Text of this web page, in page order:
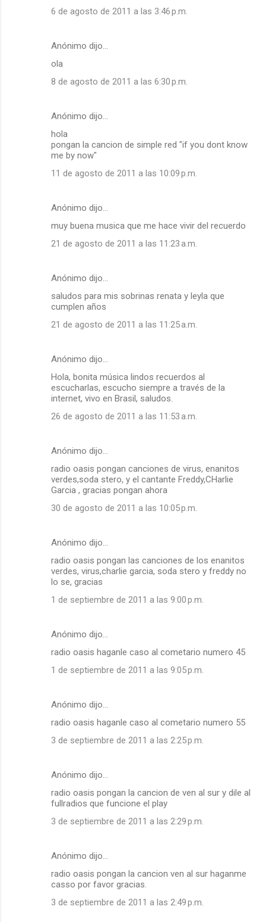
6 de agosto de 2011 a las 3:46 p.m.
Anónimo dijo…
ola
8 de agosto de 2011 a las 6:30 p.m.
Anónimo dijo…
hola
pongan la cancion de simple red "if you dont know
me by now"
11 de agosto de 2011 a las 10:09 p.m.
Anónimo dijo…
muy buena musica que me hace vivir del recuerdo
21 de agosto de 2011 a las 11:23 a.m.
Anónimo dijo…
saludos para mis sobrinas renata y leyla que
cumplen años
21 de agosto de 2011 a las 11:25 a.m.
Anónimo dijo…
Hola, bonita música lindos recuerdos al
escucharlas, escucho siempre a través de la
internet, vivo en Brasil, saludos.
26 de agosto de 2011 a las 11:53 a.m.
Anónimo dijo…
radio oasis pongan canciones de virus, enanitos
verdes,soda stero, y el cantante Freddy,CHarlie
Garcia , gracias pongan ahora
30 de agosto de 2011 a las 10:05 p.m.
Anónimo dijo…
radio oasis pongan las canciones de los enanitos
verdes, virus,charlie garcia, soda stero y freddy no
lo se, gracias
1 de septiembre de 2011 a las 9:00 p.m.
Anónimo dijo…
radio oasis haganle caso al cometario numero 45
1 de septiembre de 2011 a las 9:05 p.m.
Anónimo dijo…
radio oasis haganle caso al cometario numero 55
3 de septiembre de 2011 a las 2:25 p.m.
Anónimo dijo…
radio oasis pongan la cancion de ven al sur y dile al
fullradios que funcione el play
3 de septiembre de 2011 a las 2:29 p.m.
Anónimo dijo…
radio oasis pongan la cancion ven al sur haganme
casso por favor gracias.
3 de septiembre de 2011 a las 2:49 p.m.